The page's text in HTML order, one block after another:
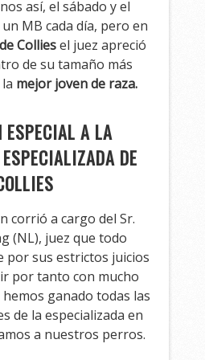
así, el sábado y el
MB cada día, pero en
Colliesel juez apreció
de su tamaño más
mejor joven de raza.
ESPECIAL A LA
DE
corrió a cargo del Sr.
(NL), juez que todo
por sus estrictos juicios
por tanto con mucho
ganado todas las
de la especializada en
a nuestros perros.